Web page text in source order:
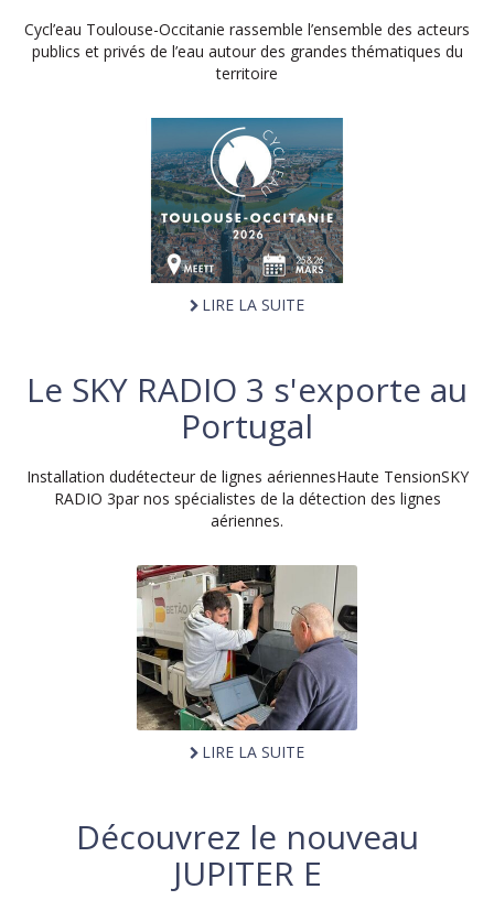
Cycl’eau Toulouse-Occitanie rassemble l’ensemble des acteurs
publics et privés de l’eau autour des grandes thématiques du
territoire
LIRE LA SUITE
Le SKY RADIO 3 s'exporte au
Portugal
Installation dudétecteur de lignes aériennesHaute TensionSKY
RADIO 3par nos spécialistes de la détection des lignes
aériennes.
LIRE LA SUITE
Découvrez le nouveau
JUPITER E